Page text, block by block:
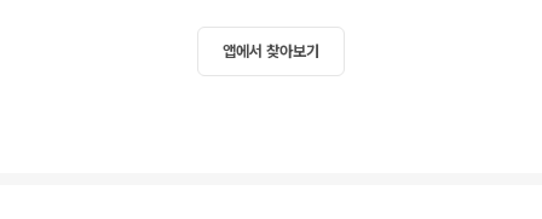
앱에서 찾아보기